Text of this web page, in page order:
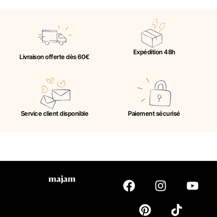
Livraison offerte dès 60€
Expédition 48h
Service client disponible Paiement sécurisé